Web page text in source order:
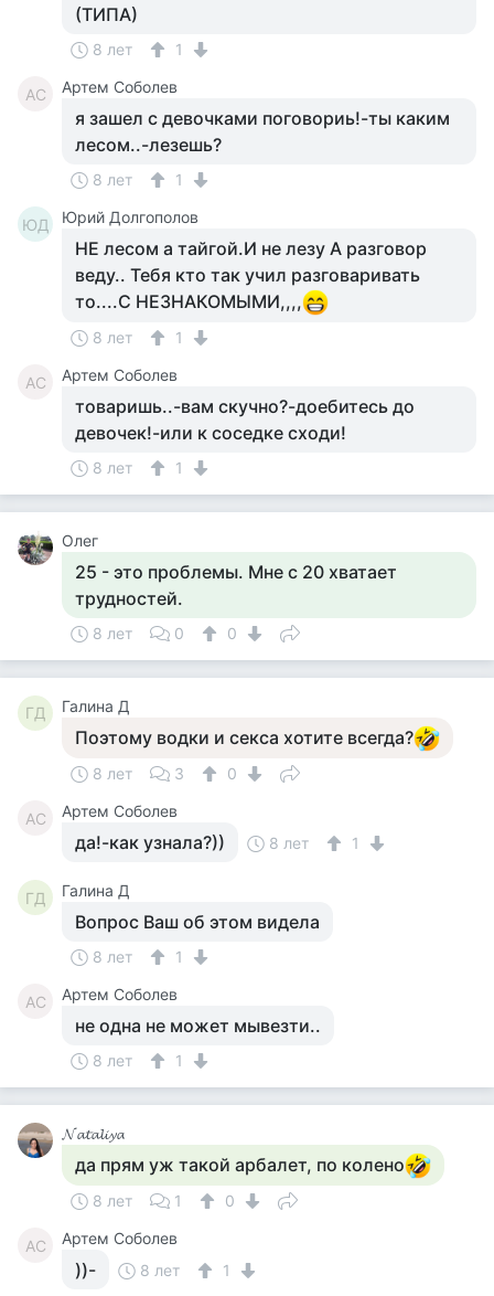
(ТИПА)
8 лет 1
АС Артем Соболев
я зашел с девочками поговориь!-ты каким
лесом..-лезешь?
8 лет 1
ЮД Юрий Долгополов
НЕ лесом а тайгой.И не лезу А разговор
веду.. Тебя кто так учил разговаривать
то....С НЕЗНАКОМЫМИ,,,,
8 лет 1
АС Артем Соболев
товаришь..-вам скучно?-доебитесь до
девочек!-или к соседке сходи!
8 лет 1
Олег
25 - это проблемы. Мне с 20 хватает
трудностей.
8 лет 0 0
ГД Галина Д
Поэтому водки и секса хотите всегда?
8 лет 3 0
АС Артем Соболев
да!-как узнала?)) 8 лет 1
ГД Галина Д
Вопрос Ваш об этом видела
8 лет 1
АС Артем Соболев
не одна не может мывезти..
8 лет 1
𝓝𝓪𝓽𝓪𝓵𝓲𝔂𝓪
да прям уж такой арбалет, по колено
8 лет 1 0
АС Артем Соболев
))- 8 лет 1